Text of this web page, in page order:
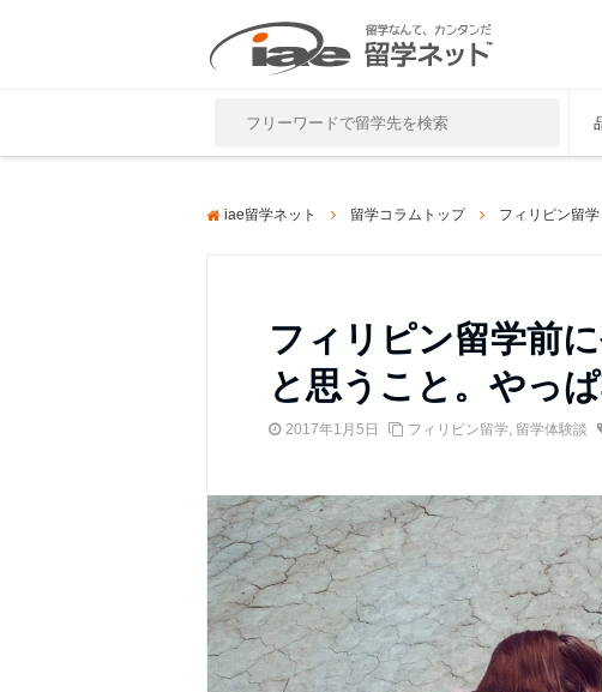
iae留学ネット 留学コラムトップ フィリピン留学
フィリピン留学前
と思うこと。やっ
2017年1月5日 フィリピン留学, 留学体験談